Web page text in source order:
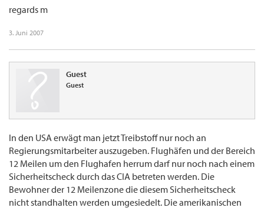
regards m
3. Juni 2007
Guest
Guest
In den USA erwägt man jetzt Treibstoff nur noch an
Regierungsmitarbeiter auszugeben. Flughäfen und der Bereich
12 Meilen um den Flughafen herrum darf nur noch nach einem
Sicherheitscheck durch das CIA betreten werden. Die
Bewohner der 12 Meilenzone die diesem Sicherheitscheck
nicht standhalten werden umgesiedelt. Die amerikanischen